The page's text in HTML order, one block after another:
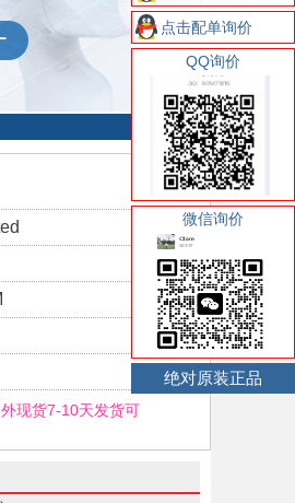
现货7-10天发货可
点击配单询价
QQ询价
微信询价
绝对原装正品